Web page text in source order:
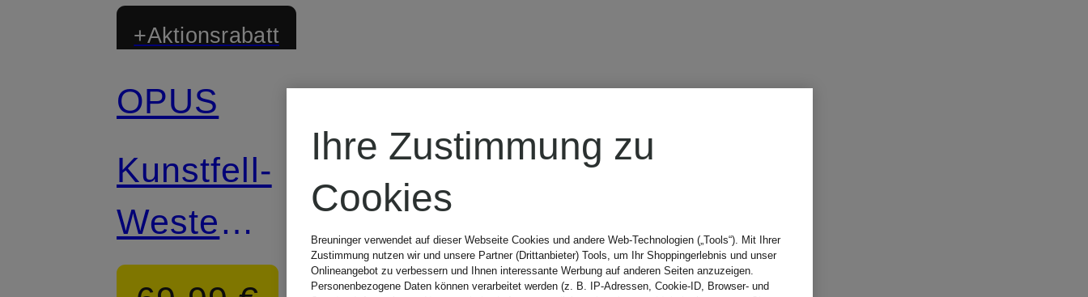
+Aktionsrabatt
OPUS
Kunstfell-
Weste
WONDRA
Ihre Zustimmung zu
Cookies
Breuninger verwendet auf dieser Webseite Cookies und andere Web-Technologien („Tools“). Mit Ihrer
Zustimmung nutzen wir und unsere Partner (Drittanbieter) Tools, um Ihr Shoppingerlebnis und unser
Onlineangebot zu verbessern und Ihnen interessante Werbung auf anderen Seiten anzuzeigen.
Personenbezogene Daten können verarbeitet werden (z. B. IP-Adressen, Cookie-ID, Browser- und